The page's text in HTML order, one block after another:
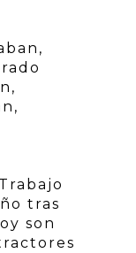
tras
son